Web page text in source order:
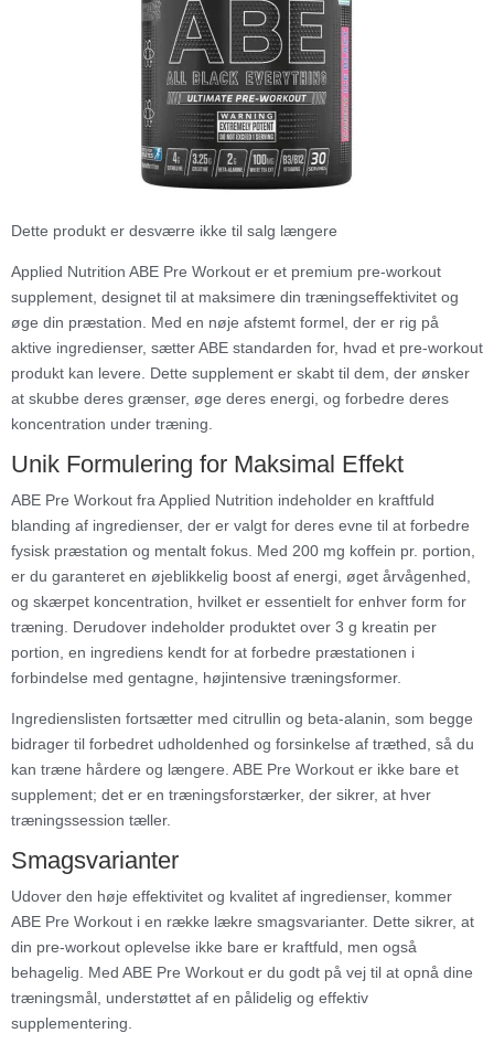
Dette produkt er desværre ikke til salg længere
Applied Nutrition ABE Pre Workout er et premium pre-workout
supplement, designet til at maksimere din træningseffektivitet og
øge din præstation. Med en nøje afstemt formel, der er rig på
aktive ingredienser, sætter ABE standarden for, hvad et pre-workout
produkt kan levere. Dette supplement er skabt til dem, der ønsker
at skubbe deres grænser, øge deres energi, og forbedre deres
koncentration under træning.
Unik Formulering for Maksimal Effekt
ABE Pre Workout fra Applied Nutrition indeholder en kraftfuld
blanding af ingredienser, der er valgt for deres evne til at forbedre
fysisk præstation og mentalt fokus. Med 200 mg koffein pr. portion,
er du garanteret en øjeblikkelig boost af energi, øget årvågenhed,
og skærpet koncentration, hvilket er essentielt for enhver form for
træning. Derudover indeholder produktet over 3 g kreatin per
portion, en ingrediens kendt for at forbedre præstationen i
forbindelse med gentagne, højintensive træningsformer.
Ingredienslisten fortsætter med citrullin og beta-alanin, som begge
bidrager til forbedret udholdenhed og forsinkelse af træthed, så du
kan træne hårdere og længere. ABE Pre Workout er ikke bare et
supplement; det er en træningsforstærker, der sikrer, at hver
træningssession tæller.
Smagsvarianter
Udover den høje effektivitet og kvalitet af ingredienser, kommer
ABE Pre Workout i en række lækre smagsvarianter. Dette sikrer, at
din pre-workout oplevelse ikke bare er kraftfuld, men også
behagelig. Med ABE Pre Workout er du godt på vej til at opnå dine
træningsmål, understøttet af en pålidelig og effektiv
supplementering.